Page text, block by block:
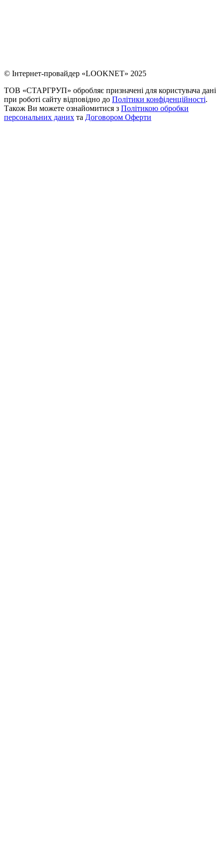
© Інтернет-провайдер «LOOKNET» 2025
ТОВ «СТАРГРУП» обробляє призначені для користувача дані
при роботі сайту відповідно до Політики конфіденційності.
Також Ви можете ознайомитися з Політикою обробки
персональних даних та Договором Оферти